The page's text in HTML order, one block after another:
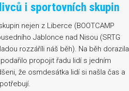
i sportovních skupin
nejen z Liberce (BOOTCAMP
Jablonce nad Nisou (SRTG
rozzáříli náš běh). Na běh dorazila
propojit řadu lidí s jedním
že osmdesátka lidí si našla čas a